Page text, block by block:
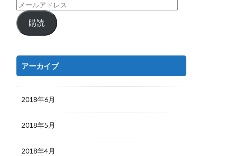
購読
アーカイブ
2018年6月
2018年5月
2018年4月